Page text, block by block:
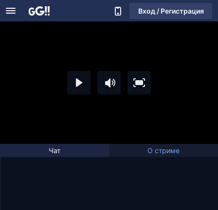
Вход / Регистрация
Чат О стриме